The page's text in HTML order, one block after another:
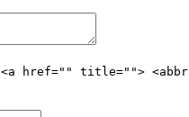
<a href="" title=""> <abbr